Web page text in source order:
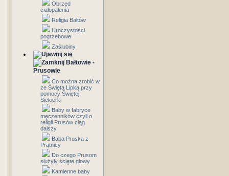
Obrzęd
ciałopalenia
Religia Bałtów
Uroczystości
pogrzebowe
Zaślubiny
Bałtowie -
Prusowie
Co można zrobić w
ze Świętą Lipką przy
pomocy Świętej
Siekierki
Baby w fabryce
męczenników czyli o
religii Prusów ciąg
dalszy
Baba Pruska z
Prątnicy
Do czego Prusom
służyły ścięte głowy
Kamienne baby